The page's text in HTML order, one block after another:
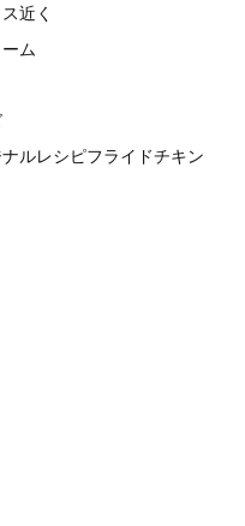
近く
ム
ルレシピフライドチキン